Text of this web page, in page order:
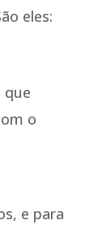
eles:
que
o
e para